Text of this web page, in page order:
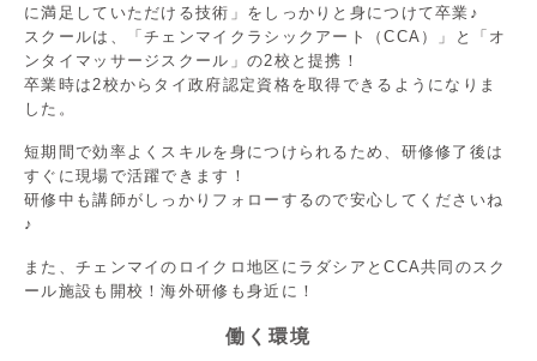
に満足していただける技術」をしっかりと身につけて卒業♪
スクールは、「チェンマイクラシックアート（CCA）」と「オ
ンタイマッサージスクール」の2校と提携！
卒業時は2校からタイ政府認定資格を取得できるようになりま
した。
短期間で効率よくスキルを身につけられるため、研修修了後は
すぐに現場で活躍できます！
研修中も講師がしっかりフォローするので安心してくださいね
♪
また、チェンマイのロイクロ地区にラダシアとCCA共同のスク
ール施設も開校！海外研修も身近に！
働く環境